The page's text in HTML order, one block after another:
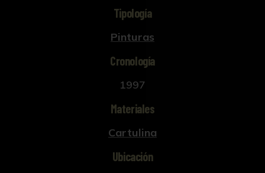
Tipología
Pinturas
Cronología
1997
Materiales
Cartulina
Ubicación